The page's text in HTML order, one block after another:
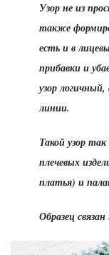
Узор не из
также
есть и в
прибавки и
узор
линии.
Такой узор
плечевых
платья) и
Образец